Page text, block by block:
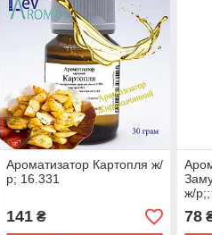
Ароматизатор Картопля ж/
р; 16.331
141₴
ж/
78